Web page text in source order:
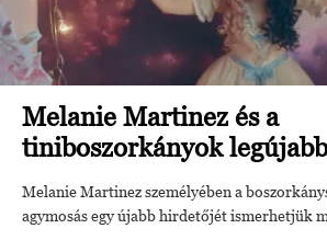
Melanie Martinez és a
tiniboszorkányok
Melanie Martinez személyében a
agymosás egy újabb hirdetőjét ismerhetjük